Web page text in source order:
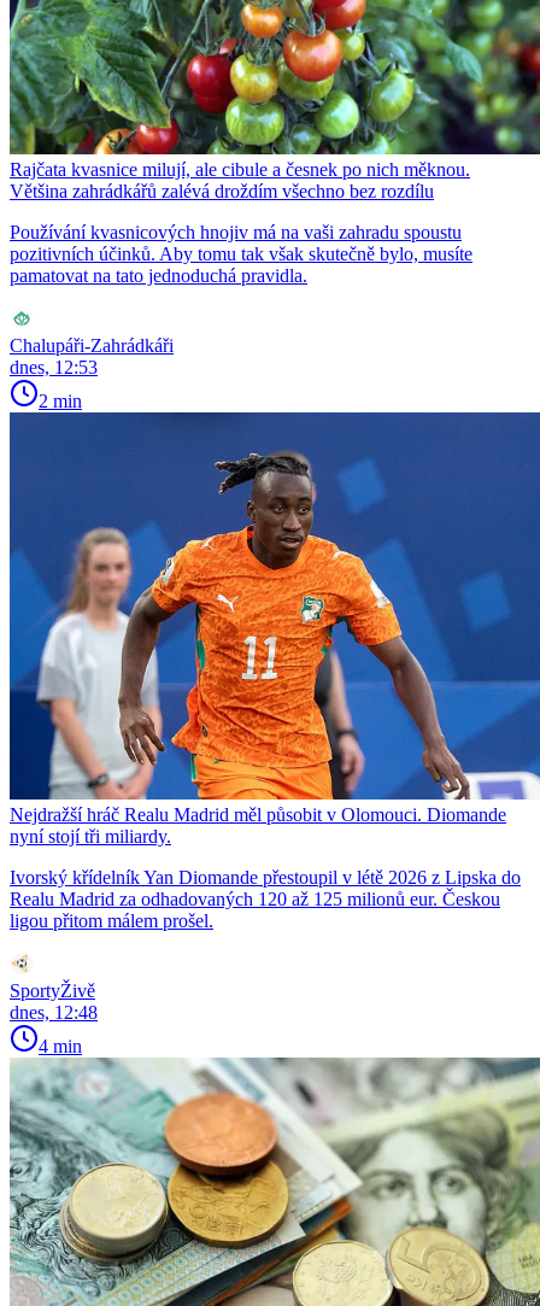
Rajčata kvasnice milují, ale cibule a česnek po nich měknou.
Většina zahrádkářů zalévá droždím všechno bez rozdílu
Používání kvasnicových hnojiv má na vaši zahradu spoustu
pozitivních účinků. Aby tomu tak však skutečně bylo, musíte
pamatovat na tato jednoduchá pravidla.
Chalupáři-Zahrádkáři
dnes, 12:53
2 min
Nejdražší hráč Realu Madrid měl působit v Olomouci. Diomande
nyní stojí tři miliardy.
Ivorský křídelník Yan Diomande přestoupil v létě 2026 z Lipska do
Realu Madrid za odhadovaných 120 až 125 milionů eur. Českou
ligou přitom málem prošel.
SportyŽivě
dnes, 12:48
4 min